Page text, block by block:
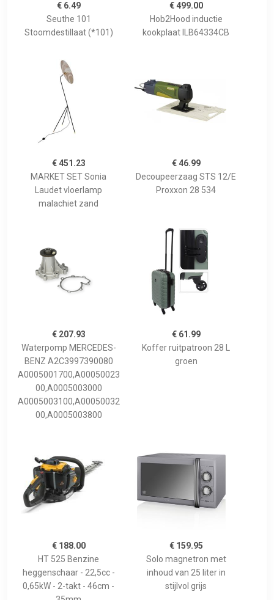
€ 6.49
Seuthe 101
Stoomdestillaat (*101)
€ 499.00
Hob2Hood inductie
kookplaat ILB64334CB
€ 451.23
MARKET SET Sonia
Laudet vloerlamp
malachiet zand
€ 46.99
Decoupeerzaag STS 12/E
Proxxon 28 534
€ 207.93
Waterpomp MERCEDES-
BENZ A2C3997390080
A0005001700,A00050023
00,A0005003000
A0005003100,A00050032
00,A0005003800
€ 61.99
Koffer ruitpatroon 28 L
groen
€ 188.00
HT 525 Benzine
heggenschaar - 22,5cc -
0,65kW - 2-takt - 46cm -
€ 159.95
Solo magnetron met
inhoud van 25 liter in
stijlvol grijs